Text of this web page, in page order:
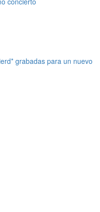
grabadas para un nuevo